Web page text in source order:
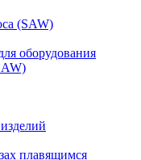
(SAW)
оборудования
плавящимся